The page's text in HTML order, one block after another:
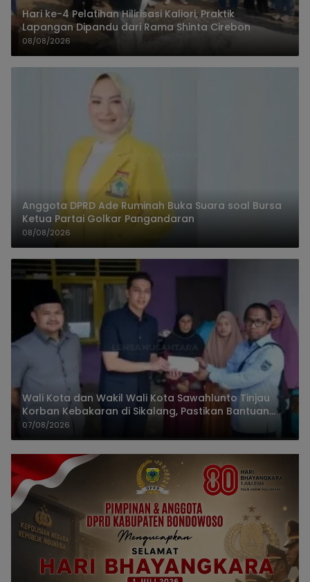
Hari ke-4 Pelatihan Hilirisasi Kaliori, Praktik
Lapangan Dipandu dari Rama Shinta Cirebon
08/08/2026
Anggota DPRD Ade Ruminah Buka Suara soal Bursa
Ketua Partai Golkar Pangandaran
08/08/2026
Wali Kota dan Wakil Wali Kota Sawahlunto Tinjau
Korban Kebakaran di Sikalang, Pastikan Bantuan
dan Perkuat Mitigasi Bencana
07/08/2026